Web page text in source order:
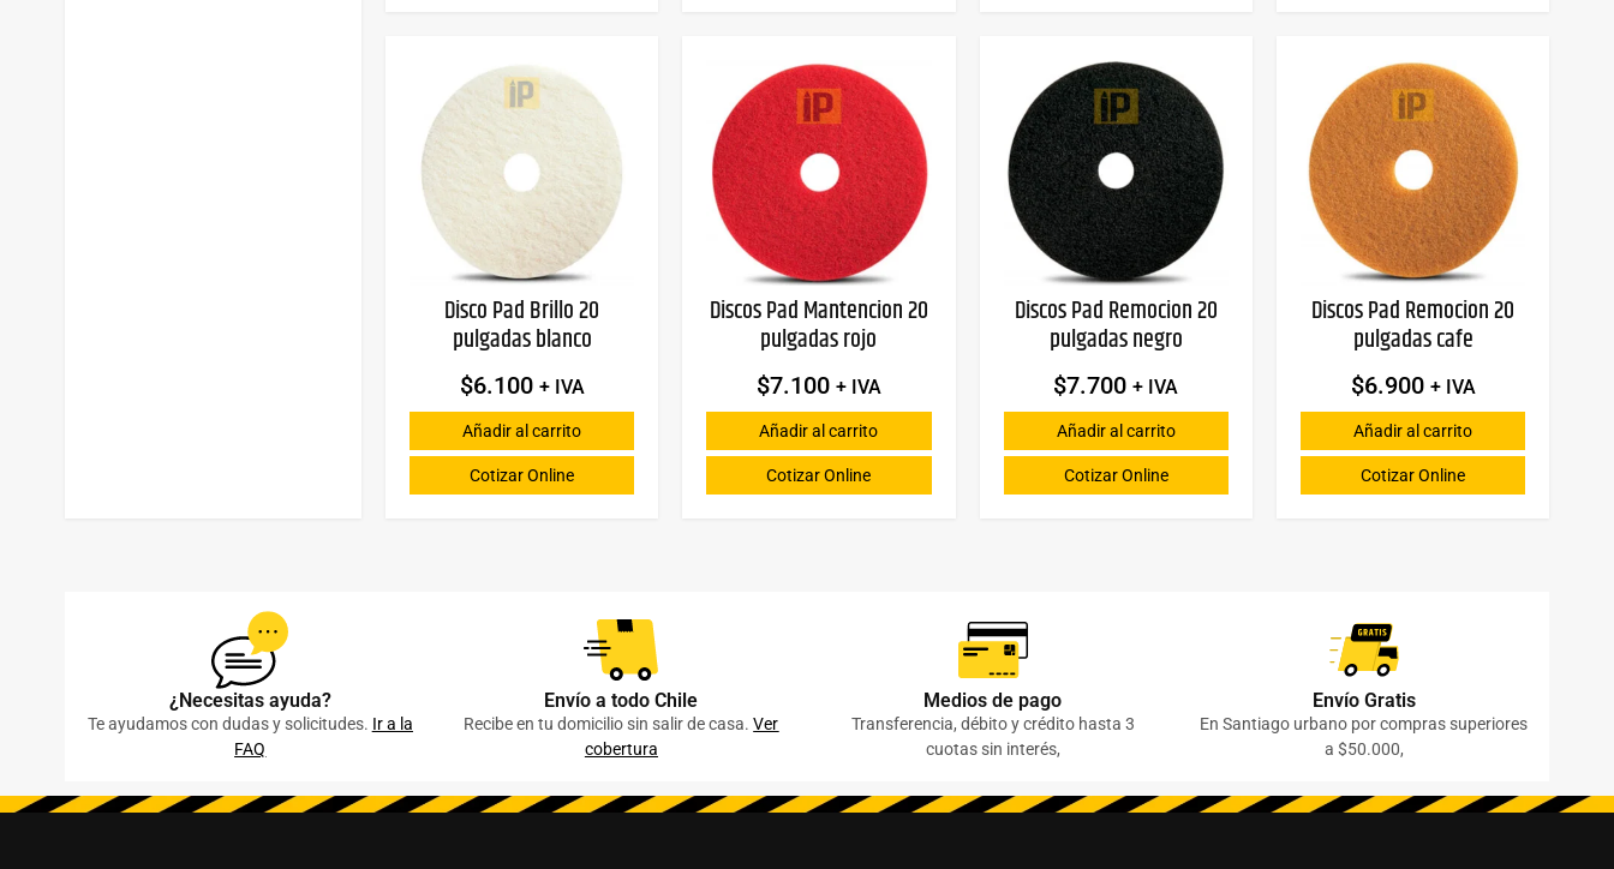
Disco Pad Brillo 20
pulgadas blanco
$6.100 + IVA
Añadir al carrito
Cotizar Online
Discos Pad Mantencion 20
pulgadas rojo
$7.100 + IVA
Añadir al carrito
Cotizar Online
Discos Pad Remocion 20
pulgadas negro
$7.700 + IVA
Añadir al carrito
Cotizar Online
Discos Pad Remocion 20
pulgadas cafe
$6.900 + IVA
Añadir al carrito
Cotizar Online
¿Necesitas ayuda?
Te ayudamos con dudas y solicitudes. Ir a la
FAQ
Envío a todo Chile
Recibe en tu domicilio sin salir de casa.Ver
cobertura
Medios de pago
Transferencia, débito y crédito hasta 3
cuotas sin interés,
Envío Gratis
En Santiago urbano por compras superiores
a $50.000,